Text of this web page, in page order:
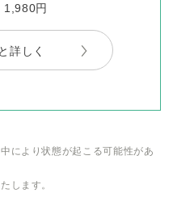
1,980円
詳しく
により状態が起こる可能性があ
します。